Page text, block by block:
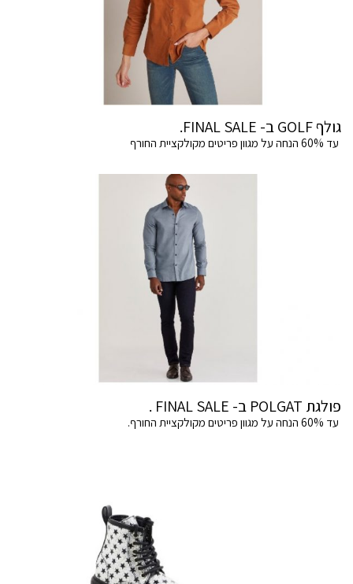
גולף GOLF ב- FINAL SALE.
עד 60% הנחה על מגוון פריטים מקולקציית החורף
פולגת POLGAT ב- FINAL SALE .
עד 60% הנחה על מגוון פריטים מקולקציית החורף.